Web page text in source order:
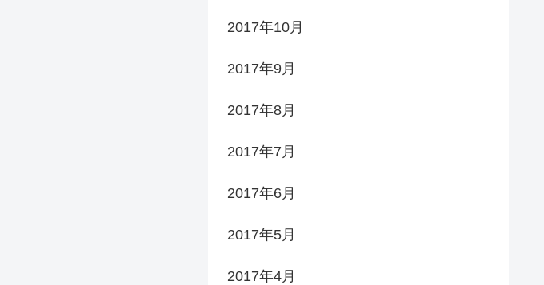
2017年10月
2017年9月
2017年8月
2017年7月
2017年6月
2017年5月
2017年4月